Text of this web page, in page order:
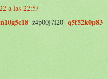
a las 22:57
z4p00j7i20 q5f52k0p83